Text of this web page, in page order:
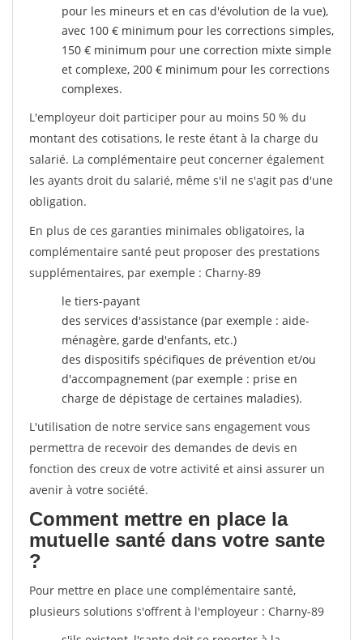
pour les mineurs et en cas d'évolution de la vue),
avec 100 € minimum pour les corrections simples,
150 € minimum pour une correction mixte simple
et complexe, 200 € minimum pour les corrections
complexes.
L'employeur doit participer pour au moins 50 % du
montant des cotisations, le reste étant à la charge du
salarié. La complémentaire peut concerner également
les ayants droit du salarié, même s'il ne s'agit pas d'une
obligation.
En plus de ces garanties minimales obligatoires, la
complémentaire santé peut proposer des prestations
supplémentaires, par exemple : Charny-89
le tiers-payant
des services d'assistance (par exemple : aide-
ménagère, garde d'enfants, etc.)
des dispositifs spécifiques de prévention et/ou
d'accompagnement (par exemple : prise en
charge de dépistage de certaines maladies).
L'utilisation de notre service sans engagement vous
permettra de recevoir des demandes de devis en
fonction des creux de votre activité et ainsi assurer un
avenir à votre société.
Comment mettre en place la
mutuelle santé dans votre sante
?
Pour mettre en place une complémentaire santé,
plusieurs solutions s'offrent à l'employeur : Charny-89